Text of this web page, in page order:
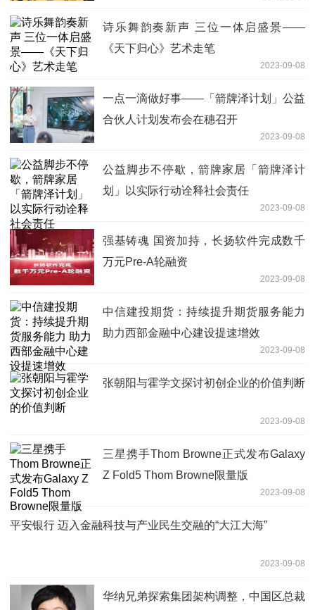
诗乐舞韵奏新声 三位一体启盛景——
《天下归心》艺术走笔
2023-09-08
一点一滴做好事——「箭牌泽计划」公益
合伙人计划发布会在穗召开
2023-09-08
公益脚步不停歇，箭牌家居「箭牌泽计
划」以实际行动诠释社会责任
2023-09-08
强基铸魂 国资加持，长扬软件完成数千
万元Pre-A轮融资
2023-09-08
中信建投期货：持续提升期货服务能力
助力西部金融中心建设提速增效
2023-09-08
张朝阳与霍学文探讨初创企业的价值判断
2023-09-08
三星携手Thom Browne正式发布Galaxy
Z Fold5 Thom Browne限量版
2023-09-08
平安银行 迈入金融科技与产业民生交融的“大江大海”
2023-09-08
华纳兄弟探索集团架构调整，中国区总裁